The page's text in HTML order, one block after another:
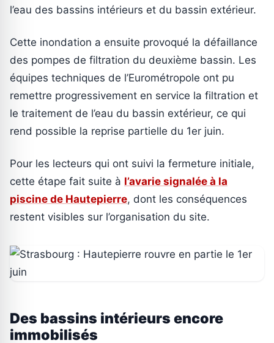
l’eau des bassins intérieurs et du bassin extérieur.
Cette inondation a ensuite provoqué la défaillance
des pompes de filtration du deuxième bassin. Les
équipes techniques de l’Eurométropole ont pu
remettre progressivement en service la filtration et
le traitement de l’eau du bassin extérieur, ce qui
rend possible la reprise partielle du 1er juin.
Pour les lecteurs qui ont suivi la fermeture initiale,
cette étape fait suite à l’avarie signalée à la
piscine de Hautepierre, dont les conséquences
restent visibles sur l’organisation du site.
Des bassins intérieurs encore
immobilisés